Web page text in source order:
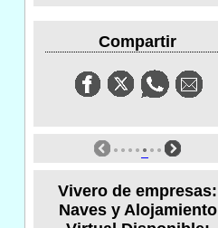
Compartir
Vivero de empresas:
Naves y Alojamiento